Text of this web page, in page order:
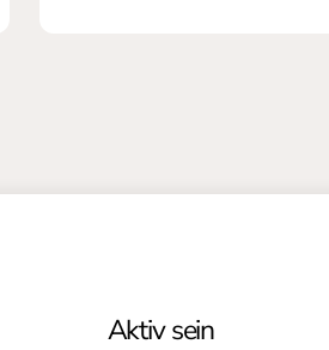
Aktiv sein